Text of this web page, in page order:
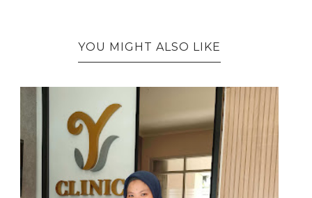
YOU MIGHT ALSO LIKE